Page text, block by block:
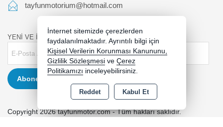
tayfunmotorium@hotmail.com
YENİ VE İNDİRİMLİ ÜRÜNLERDEN HABERDAR OLUN !
Abone Ol
Copyright 2026 tayfunmotor.com - Tüm hakları saklıdır.
İnternet sitemizde çerezlerden
faydalanılmaktadır. Ayrıntılı bilgi için
Kişisel Verilerin Korunması Kanununu,
Gizlilik Sözleşmesi ve Çerez
Politikamızı inceleyebilirsiniz.
Reddet Kabul Et